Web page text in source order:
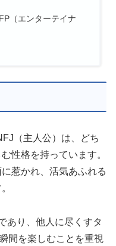
（エンターテイナ
（主人公）は、どち
性格を持っています。
惹かれ、活気あふれる
あり、他人に尽くすタ
間を楽しむことを重視